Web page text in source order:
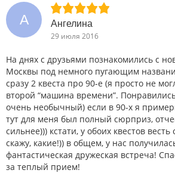
А
Ангелина
29 июля 2016
На днях с друзьями познакомились с
Москвы под немного пугающим
сразу 2 квеста про 90-е (я просто не
второй “машина времени”.
очень необычный) если в 90-х я
тут для меня был полный сюрприз,
сильнее))) кстати, у обоих квестов
скажу, какие!)) в общем, у нас
фантастическая дружеская встреча!
за теплый прием!